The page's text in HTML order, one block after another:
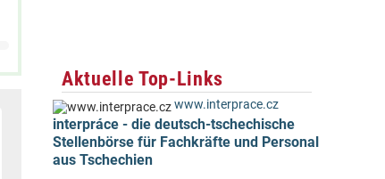
Aktuelle Top-Links
www.interprace.cz
interpráce - die deutsch-tschechische
Stellenbörse für Fachkräfte und Personal
aus Tschechien